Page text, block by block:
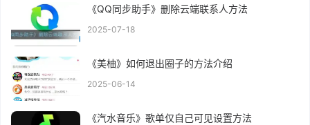
《QQ同步助手》删除云端联系人方法
2025-07-18
《美柚》如何退出圈子的方法介绍
2025-06-14
《汽水音乐》歌单仅自己可见设置方法